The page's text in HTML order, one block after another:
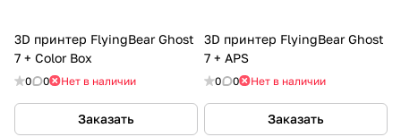
3D принтер FlyingBear Ghost
7 + Color Box
0 0 Нет в наличии
Заказать
3D принтер FlyingBear Ghost
7 + APS
0 0 Нет в наличии
Заказать